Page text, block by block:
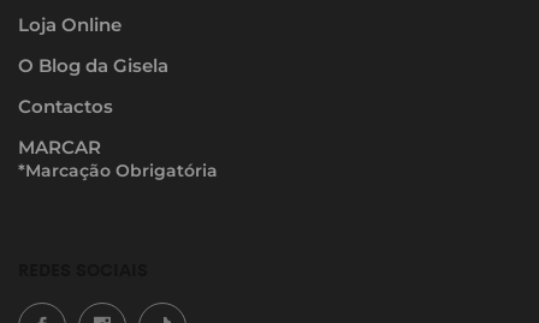
Loja Online
O Blog da Gisela
Contactos
MARCAR
*Marcação Obrigatória